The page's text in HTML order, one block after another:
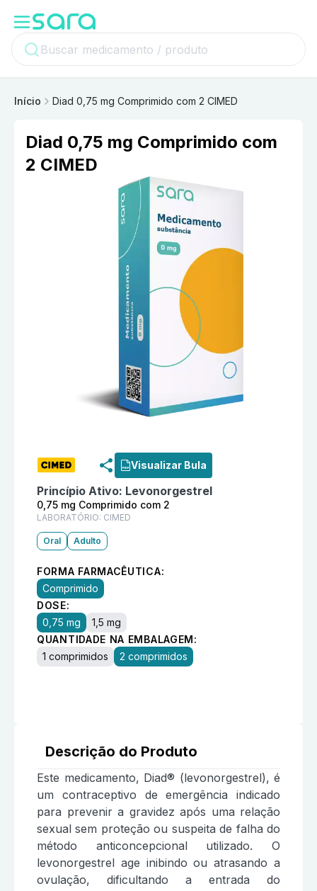
Início Diad 0,75 mg Comprimido com 2 CIMED
Diad 0,75 mg Comprimido com
2 CIMED
Visualizar Bula
Princípio Ativo: Levonorgestrel
0,75 mg Comprimido com 2
LABORATÓRIO: CIMED
Oral Adulto
FORMA FARMACÊUTICA:
Comprimido
DOSE:
0,75 mg
1,5 mg
QUANTIDADE NA EMBALAGEM:
1 comprimidos
2 comprimidos
Descrição do Produto
Este medicamento, Diad® (levonorgestrel), é
um contraceptivo de emergência indicado
para prevenir a gravidez após uma relação
sexual sem proteção ou suspeita de falha do
método anticoncepcional utilizado. O
levonorgestrel age inibindo ou atrasando a
ovulação, dificultando a entrada do